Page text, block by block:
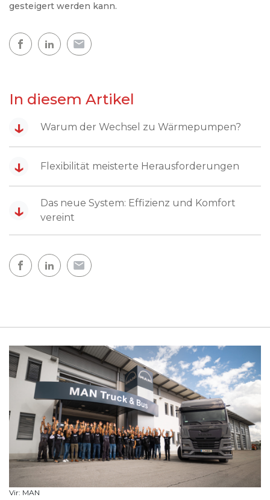
gesteigert werden kann.
In diesem Artikel
↓ Warum der Wechsel zu Wärmepumpen?
↓ Flexibilität meisterte Herausforderungen
↓
Das neue System: Effizienz und Komfort
vereint
Vir: MAN